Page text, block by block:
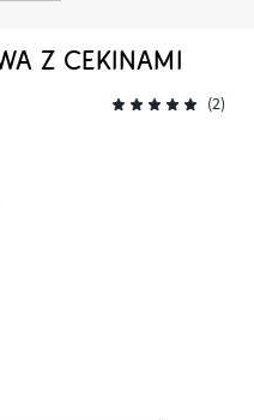
Z CEKINAMI
(2)